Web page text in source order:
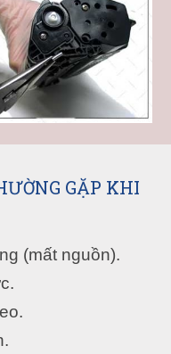
GẶP KHI
(mất nguồn).